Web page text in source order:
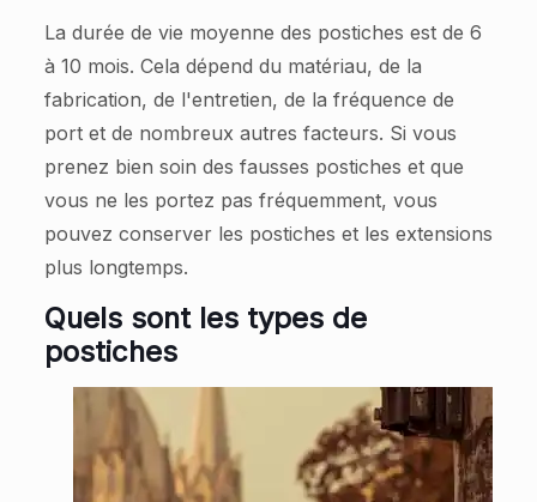
La durée de vie moyenne des postiches est de 6
à 10 mois. Cela dépend du matériau, de la
fabrication, de l'entretien, de la fréquence de
port et de nombreux autres facteurs. Si vous
prenez bien soin des fausses postiches et que
vous ne les portez pas fréquemment, vous
pouvez conserver les postiches et les extensions
plus longtemps.
Quels sont les types de
postiches